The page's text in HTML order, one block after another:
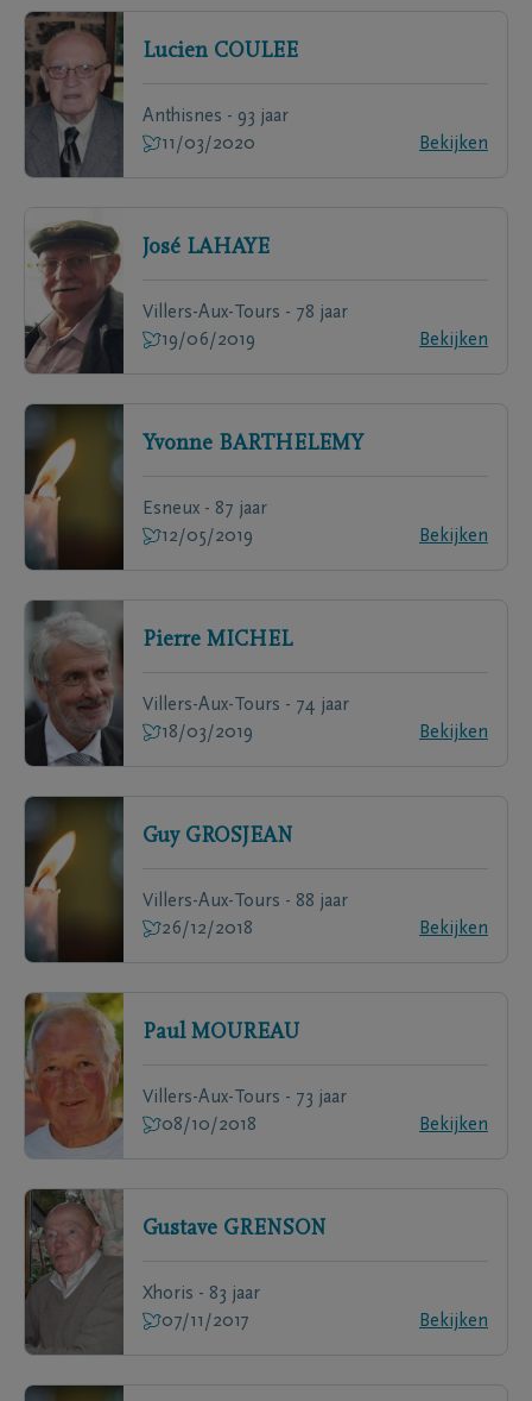
Lucien COULEE
Anthisnes - 93 jaar
11/03/2020
Bekijken
José LAHAYE
Villers-Aux-Tours - 78 jaar
19/06/2019
Bekijken
Yvonne BARTHELEMY
Esneux - 87 jaar
12/05/2019
Bekijken
Pierre MICHEL
Villers-Aux-Tours - 74 jaar
18/03/2019
Bekijken
Guy GROSJEAN
Villers-Aux-Tours - 88 jaar
26/12/2018
Bekijken
Paul MOUREAU
Villers-Aux-Tours - 73 jaar
08/10/2018
Bekijken
Gustave GRENSON
Xhoris - 83 jaar
07/11/2017
Bekijken